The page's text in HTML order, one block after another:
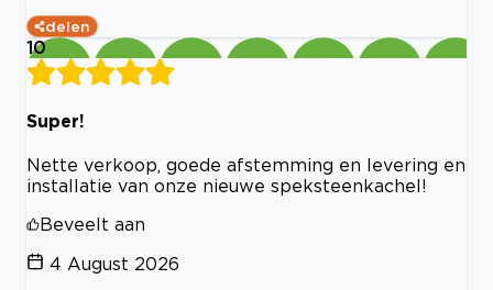
delen
10
Super!
Nette verkoop, goede afstemming en levering en
installatie van onze nieuwe speksteenkachel!
Beveelt aan
4 August 2026